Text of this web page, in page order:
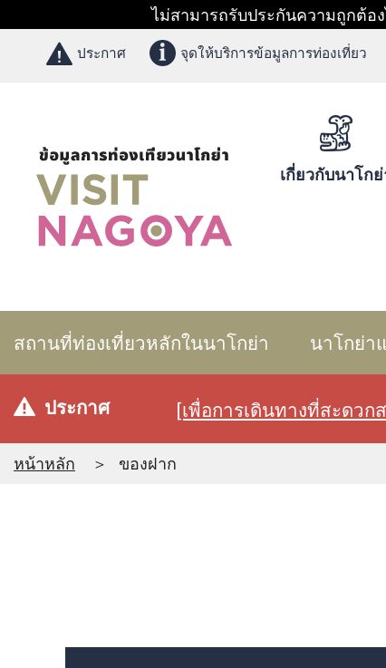
ไม่สามารถรับประกันความถูกต้อง
ประกาศ จุดให้บริการข้อมูลการท่องเที่ยว
เกี่ยวกับนาโก
สถานที่ท่องเที่ยวหลักในนาโกย่า นาโกย่า
ประกาศ [เพื่อการเดินทางที่สะดว
หน้าหลัก ของฝาก